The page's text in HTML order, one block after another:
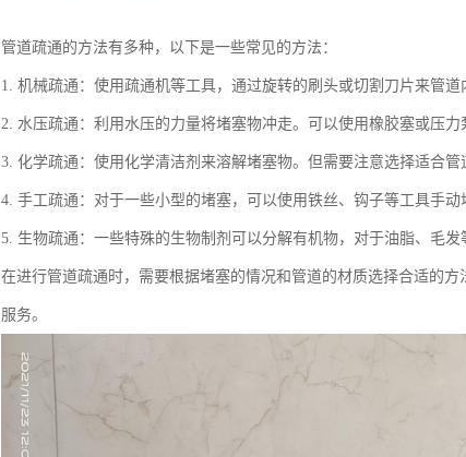
管道疏通的方法有多种，以下是一些常见的方法：
1. 机械疏通：使用疏通机等工具，通过旋转的刷头或切割刀片来管道
2. 水压疏通：利用水压的力量将堵塞物冲走。可以使用橡胶塞或压力
3. 化学疏通：使用化学清洁剂来溶解堵塞物。但需要注意选择适合
4. 手工疏通：对于一些小型的堵塞，可以使用铁丝、钩子等工具手动
5. 生物疏通：一些特殊的生物制剂可以分解有机物，对于油脂、毛发
在进行管道疏通时，需要根据堵塞的情况和管道的材质选择合适的
服务。